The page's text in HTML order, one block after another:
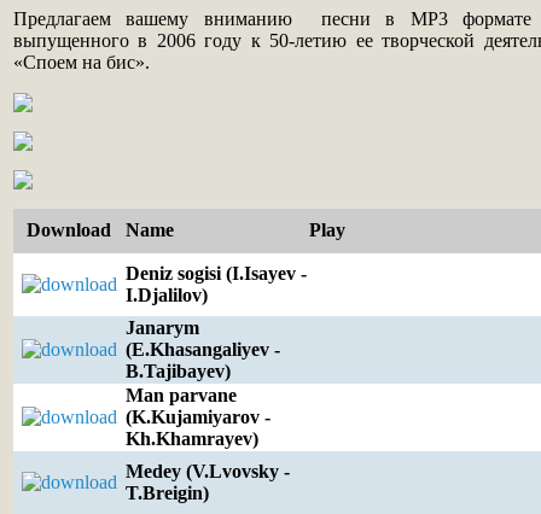
Предлагаем вашему вниманию песни в МР3 формате
выпущенного в 2006 году к 50-летию ее творческой
«Споем на бис».
Download Name Play
Deniz sogisi (I.Isayev -
I.Djalilov)
Janarym
(E.Khasangaliyev -
B.Tajibayev)
Man parvane
(K.Kujamiyarov -
Kh.Khamrayev)
Medey (V.Lvovsky -
T.Breigin)